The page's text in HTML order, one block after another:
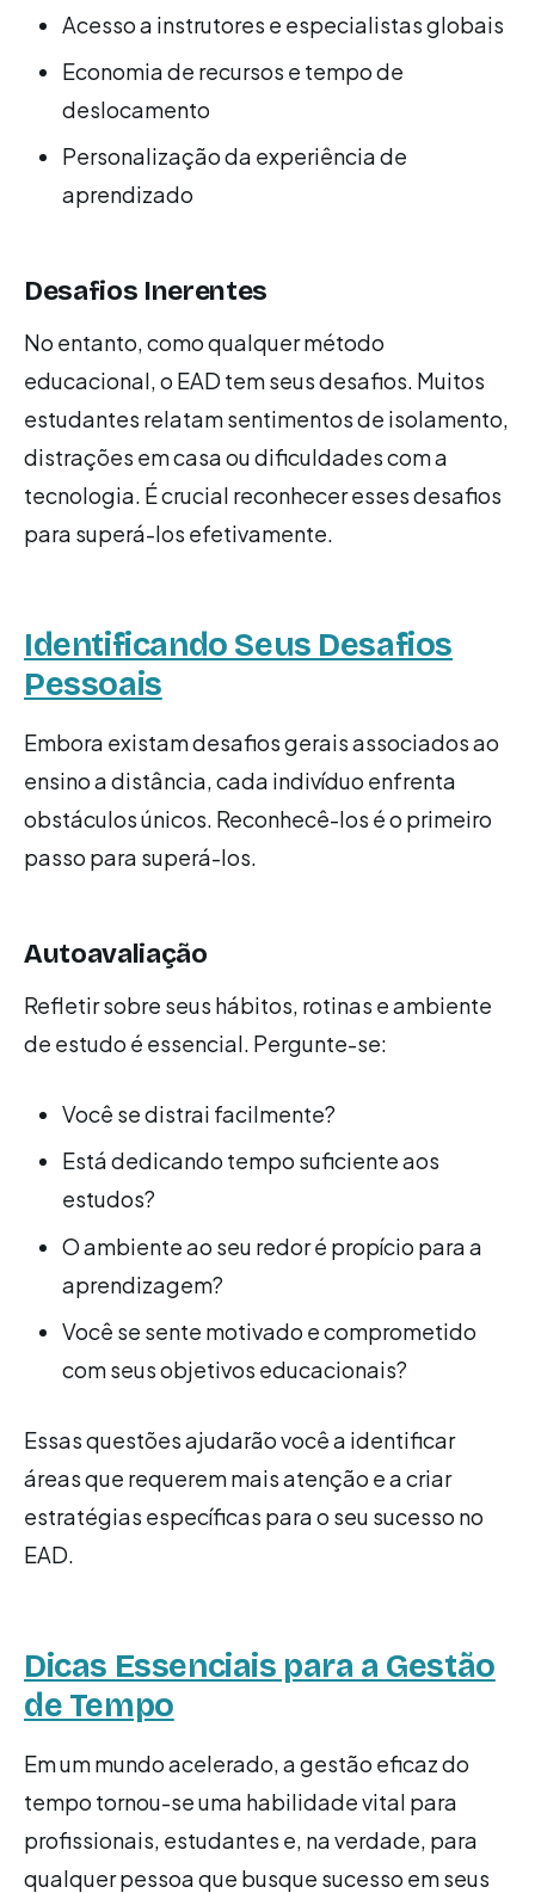
Acesso a instrutores e especialistas globais
Economia de recursos e tempo de
deslocamento
Personalização da experiência de
aprendizado
Desafios Inerentes
No entanto, como qualquer método
educacional, o EAD tem seus desafios. Muitos
estudantes relatam sentimentos de isolamento,
distrações em casa ou dificuldades com a
tecnologia. É crucial reconhecer esses desafios
para superá-los efetivamente.
Identificando Seus Desafios
Pessoais
Embora existam desafios gerais associados ao
ensino a distância, cada indivíduo enfrenta
obstáculos únicos. Reconhecê-los é o primeiro
passo para superá-los.
Autoavaliação
Refletir sobre seus hábitos, rotinas e ambiente
de estudo é essencial. Pergunte-se:
Você se distrai facilmente?
Está dedicando tempo suficiente aos
estudos?
O ambiente ao seu redor é propício para a
aprendizagem?
Você se sente motivado e comprometido
com seus objetivos educacionais?
Essas questões ajudarão você a identificar
áreas que requerem mais atenção e a criar
estratégias específicas para o seu sucesso no
EAD.
Dicas Essenciais para a Gestão
de Tempo
Em um mundo acelerado, a gestão eficaz do
tempo tornou-se uma habilidade vital para
profissionais, estudantes e, na verdade, para
qualquer pessoa que busque sucesso em seus